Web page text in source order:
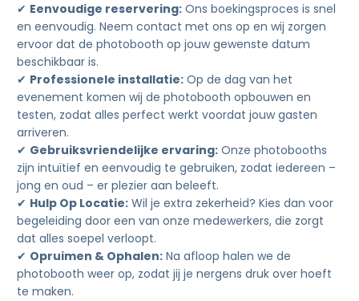
✔ Eenvoudige reservering: Ons boekingsproces is snel
en eenvoudig. Neem contact met ons op en wij zorgen
ervoor dat de photobooth op jouw gewenste datum
beschikbaar is.
✔ Professionele installatie: Op de dag van het
evenement komen wij de photobooth opbouwen en
testen, zodat alles perfect werkt voordat jouw gasten
arriveren.
✔ Gebruiksvriendelijke ervaring: Onze photobooths
zijn intuïtief en eenvoudig te gebruiken, zodat iedereen –
jong en oud – er plezier aan beleeft.
✔ Hulp Op Locatie: Wil je extra zekerheid? Kies dan voor
begeleiding door een van onze medewerkers, die zorgt
dat alles soepel verloopt.
✔ Opruimen & Ophalen: Na afloop halen we de
photobooth weer op, zodat jij je nergens druk over hoeft
te maken.